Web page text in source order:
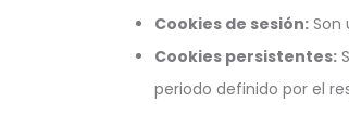
Cookies de sesión: Son
Cookies persistentes:
periodo definido por el